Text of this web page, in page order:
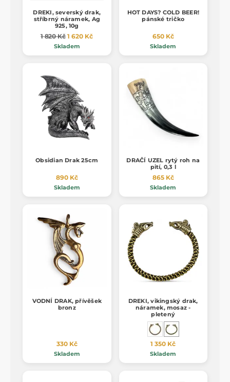
DREKI, severský drak,
stříbrný náramek, Ag
925, 10g
1 820 Kč 1 620 Kč
Skladem
HOT DAYS? COLD BEER!
pánské tričko
650 Kč
Skladem
Obsidian Drak 25cm
890 Kč
Skladem
DRAČÍ UZEL rytý roh na
pití, 0,3 l
865 Kč
Skladem
VODNÍ DRAK, přívěšek
bronz
330 Kč
Skladem
DREKI, vikingský drak,
náramek, mosaz -
pletený
1 350 Kč
Skladem